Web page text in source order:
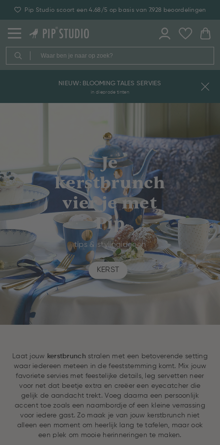
Pip Studio scoort een 4.68/5 op basis van 7.928 beoordelingen
NIEUW: BLOOMING TALES SERVIES
in dieprode tinten
Je
kerstbrunch
vier je met
Pip
tips & stylingideeën
KERST
Laat jouw kerstbrunch stralen met een betoverende setting
waar iedereen meteen in de feeststemming komt. Mix jouw
favoriete servies met feestelijke details, leg servetten neer
voor net dat beetje extra en creëer een eyecatcher die
gelijk de aandacht trekt. Voeg daarna een persoonlijk
accent toe zoals een naambordje of een kleine verrassing
voor iedere gast. Zo maak je van jouw kerstbrunch niet
alleen een moment om heerlijk lang te tafelen, maar ook
een plek om mooie herinneringen te maken.